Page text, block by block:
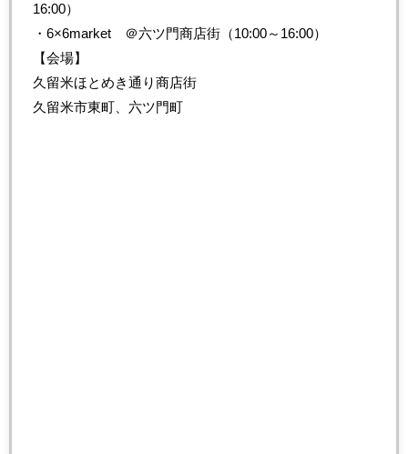
16:00）
・6×6market ＠六ツ門商店街（10:00～16:00）
【会場】
久留米ほとめき通り商店街
久留米市東町、六ツ門町